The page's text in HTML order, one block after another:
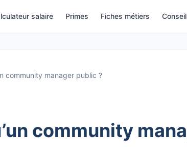
salaire Primes Fiches métiers
community manager public ?
community